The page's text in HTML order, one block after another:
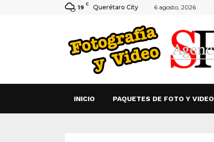
19 C Querétaro City 6 agosto, 2026
INICIO PAQUETES DE FOTO Y VIDEO